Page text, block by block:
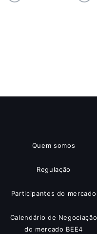
Quem somos
Regulação
Participantes do mercado
Calendário de Negociação
do mercado BEE4